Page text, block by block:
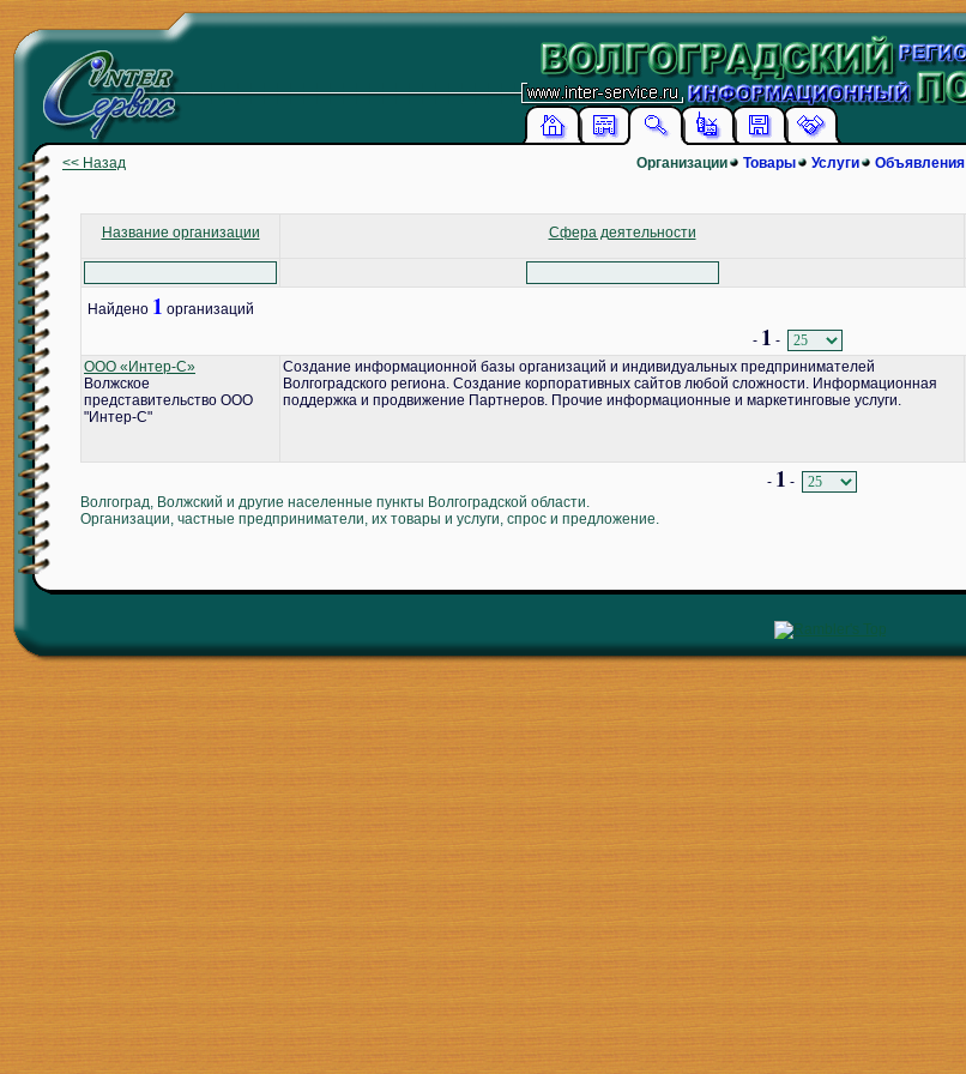
<< Назад Организации Товары Услуги Объявления
Название организации Сфера деятельности
Найдено 1 организаций
- 1 -
ООО «Интер-С»
Волжское
представительство ООО
"Интер-С"
Создание информационной базы организаций и индивидуальных предпринимателей
Волгоградского региона. Создание корпоративных сайтов любой сложности. Информационная
поддержка и продвижение Партнеров. Прочие информационные и маркетинговые услуги.
- 1 -
Волгоград, Волжский и другие населенные пункты Волгоградской области.
Организации, частные предприниматели, их товары и услуги, спрос и предложение.